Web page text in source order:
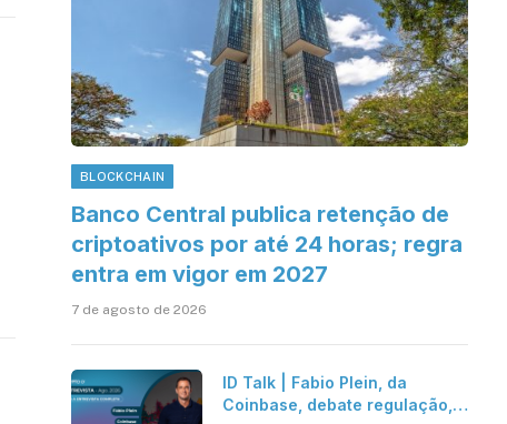
BLOCKCHAIN
Banco Central publica retenção de
criptoativos por até 24 horas; regra
entra em vigor em 2027
7 de agosto de 2026
ID Talk | Fabio Plein, da
Coinbase, debate regulação,